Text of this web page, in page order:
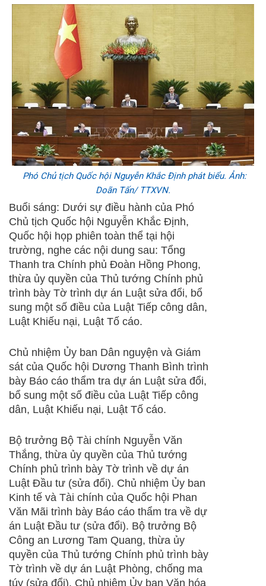
Phó Chủ tịch Quốc hội Nguyễn Khắc Định phát biểu. Ảnh:
Doãn Tấn/ TTXVN.
Buổi sáng: Dưới sự điều hành của Phó
Chủ tịch Quốc hội Nguyễn Khắc Định,
Quốc hội họp phiên toàn thể tại hội
trường, nghe các nội dung sau: Tổng
Thanh tra Chính phủ Đoàn Hồng Phong,
thừa ủy quyền của Thủ tướng Chính phủ
trình bày Tờ trình dự án Luật sửa đổi, bổ
sung một số điều của Luật Tiếp công dân,
Luật Khiếu nại, Luật Tố cáo.
Chủ nhiệm Ủy ban Dân nguyện và Giám
sát của Quốc hội Dương Thanh Bình trình
bày Báo cáo thẩm tra dự án Luật sửa đổi,
bổ sung một số điều của Luật Tiếp công
dân, Luật Khiếu nại, Luật Tố cáo.
Bộ trưởng Bộ Tài chính Nguyễn Văn
Thắng, thừa ủy quyền của Thủ tướng
Chính phủ trình bày Tờ trình về dự án
Luật Đầu tư (sửa đổi). Chủ nhiệm Ủy ban
Kinh tế và Tài chính của Quốc hội Phan
Văn Mãi trình bày Báo cáo thẩm tra về dự
án Luật Đầu tư (sửa đổi). Bộ trưởng Bộ
Công an Lương Tam Quang, thừa ủy
quyền của Thủ tướng Chính phủ trình bày
Tờ trình về dự án Luật Phòng, chống ma
túy (sửa đổi). Chủ nhiệm Ủy ban Văn hóa